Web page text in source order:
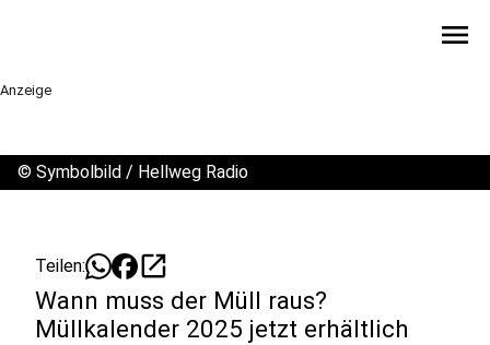
menu
Anzeige
© Symbolbild / Hellweg Radio
Teilen: open_in_new
Wann muss der Müll raus?
Müllkalender 2025 jetzt erhältlich